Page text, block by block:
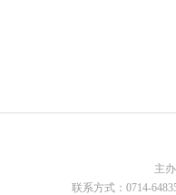
主
联系方式：0714-